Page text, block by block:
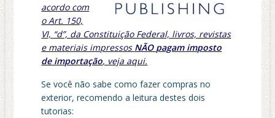
acordo com
o Art. 150,
VI, “d”, da Constituição Federal, livros, revistas
e materiais impressos NÃO pagam imposto
de importação, veja aqui.
Se você não sabe como fazer compras no
exterior, recomendo a leitura destes dois
tutorias: